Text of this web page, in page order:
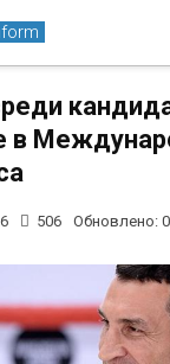
в
506 Обновлено: